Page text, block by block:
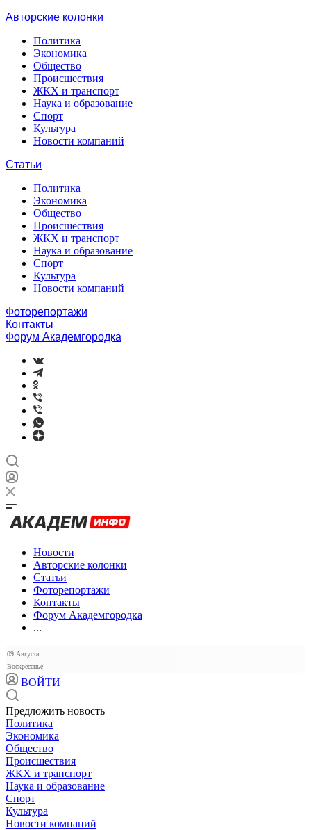
Авторские колонки
Политика
Экономика
Общество
Происшествия
ЖКХ и транспорт
Наука и образование
Спорт
Культура
Новости компаний
Статьи
Политика
Экономика
Общество
Происшествия
ЖКХ и транспорт
Наука и образование
Спорт
Культура
Новости компаний
Фоторепортажи
Контакты
Форум Академгородка
Новости
Авторские колонки
Статьи
Фоторепортажи
Контакты
Форум Академгородка
...
09 Августа
Воскресенье
ВОЙТИ
Предложить новость
Политика
Экономика
Общество
Происшествия
ЖКХ и транспорт
Наука и образование
Спорт
Культура
Новости компаний